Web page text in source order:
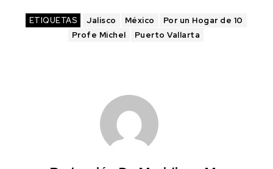
ETIQUETAS Jalisco México
Por un Hogar de 10
Profe Michel
Puerto Vallarta